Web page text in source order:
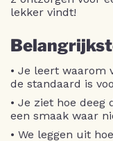
lekker vindt!
• Je leert waarom
de standaard is
• Je ziet hoe
een smaak waar
• We leggen uit